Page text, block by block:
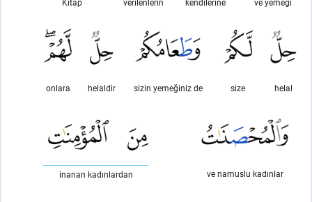
helal
size
sizin yemeğiniz de
helaldir
onlara
ve namuslu kadınlar
inanan kadınlardan